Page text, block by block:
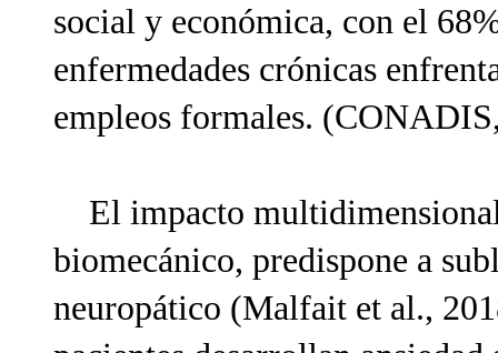
social y económica, con el
enfermedades crónicas
empleos formales.
El impacto
biomecánico, predispone a
neuropático (Malfait et al.,